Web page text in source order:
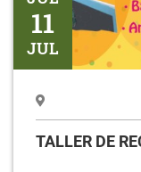
11
JUL
TALLER DE